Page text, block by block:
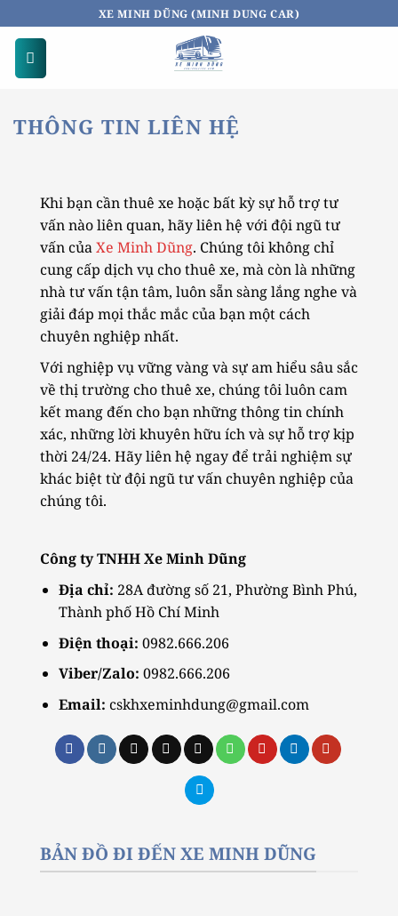
qua
dung
XE MINH DŨNG (MINH DUNG CAR)
THÔNG TIN LIÊN HỆ
Khi bạn cần thuê xe hoặc bất kỳ sự hỗ trợ tư
vấn nào liên quan, hãy liên hệ với đội ngũ tư
vấn củaXe Minh Dũng. Chúng tôi không chỉ
cung cấp dịch vụ cho thuê xe, mà còn là những
nhà tư vấn tận tâm, luôn sẵn sàng lắng nghe và
giải đáp mọi thắc mắc của bạn một cách
chuyên nghiệp nhất.
Với nghiệp vụ vững vàng và sự am hiểu sâu sắc
về thị trường cho thuê xe, chúng tôi luôn cam
kết mang đến cho bạn những thông tin chính
xác, những lời khuyên hữu ích và sự hỗ trợ kịp
thời 24/24. Hãy liên hệ ngay để trải nghiệm sự
khác biệt từ đội ngũ tư vấn chuyên nghiệp của
chúng tôi.
Công ty TNHH Xe Minh Dũng
Địa chỉ: 28A đường số 21, Phường Bình Phú,
Thành phố Hồ Chí Minh
Điện thoại: 0982.666.206
Viber/Zalo: 0982.666.206
Email: cskhxeminhdung@gmail.com
BẢN ĐỒ ĐI ĐẾN XE MINH DŨNG